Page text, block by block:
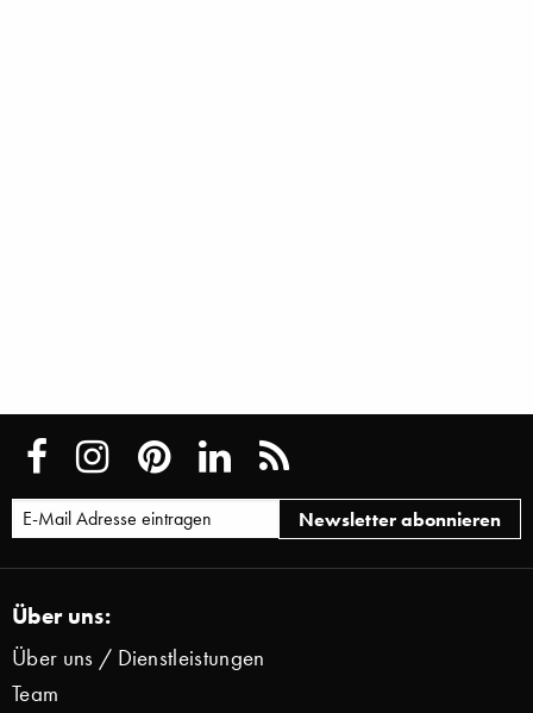
Über uns:
Über uns / Dienstleistungen
Team